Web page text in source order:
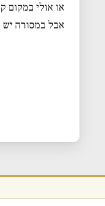
או אולי במקום
אבל במסורה יש